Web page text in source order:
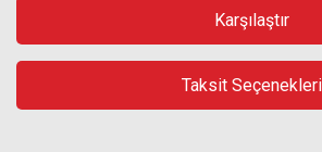
Karşılaştır
Taksit Seçenekleri